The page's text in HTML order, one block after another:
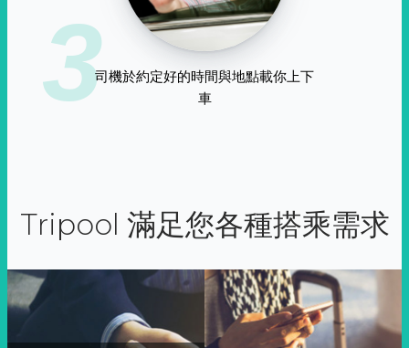
3司機於約定好的時間與地點載你上下
車
Tripool 滿足您各種搭乘需求